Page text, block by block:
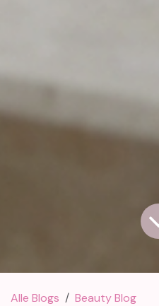
Alle Blogs
Beauty Blog